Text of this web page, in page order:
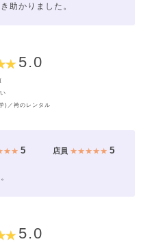
助かりました。
5.0
)／袴のレンタル
5 店員 ★★★★★5
5.0